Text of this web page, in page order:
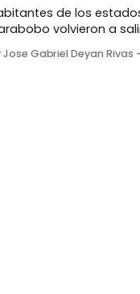
de los
volvieron a
al que son
Jose Gabriel Deyan Rivas